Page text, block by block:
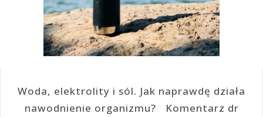
Woda, elektrolity i sól. Jak naprawdę działa
nawodnienie organizmu? Komentarz dr